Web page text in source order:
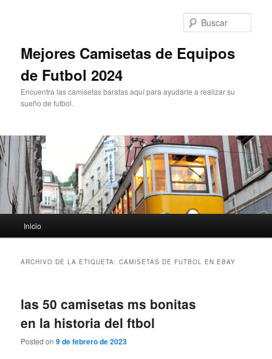
Mejores Camisetas de Equipos
de Futbol 2024
Encuentra las camisetas baratas aquí para ayudarle a realizar su
sueño de futbol.
principal
Inicio
ARCHIVO DE LA ETIQUETA:CAMISETAS DE FUTBOL EN EBAY
las 50 camisetas ms bonitas
en la historia del ftbol
Posted on9 de febrero de 2023